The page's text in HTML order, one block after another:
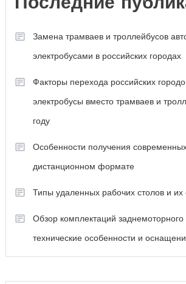
Последние
Замена трамваев и троллейбусов
электробусами в российских городах
Факторы перехода российских
электробусы вместо трамваев и
году
Особенности получения
дистанционном формате
Типы удаленных рабочих столов и их
Обзор комплектаций заднемоторного
технические особенности и